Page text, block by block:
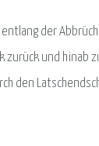
der
und hinab
den